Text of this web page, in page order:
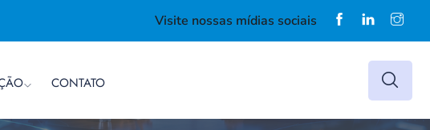
Visite nossas mídias sociais
CONTATO